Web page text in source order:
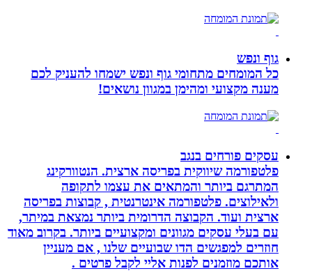
גוף ונפש
כל המומחים מתחומי גוף ונפש ישמחו להעניק לכם
מענה מקצועי ומהימן במגוון נושאים!
עסקים פורחים בנגב
פלטפורמה שיווקית בפריסה ארצית. הנטוורקינג
המתרגם ביותר והמתאים את עצמו לתקופה
ולאילוצים. פלטפורמה אינטרנטית , קבוצות בפריסה
ארצית ועוד. הקבוצה הדרומית ביותר נמצאת במיתר,
עם בעלי עסקים מגוונים ומקצועיים ביותר. בקרוב מאוד
חוזרים למפגשים הדו שבועיים שלנו , אם מעניין
אותכם מוזמנים לפנות אליי לקבל פרטים .